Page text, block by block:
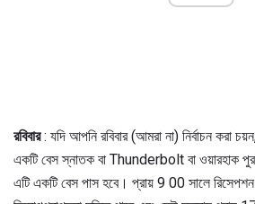
রবিবার: যদি আপনি রবিবার (আমরা না) নির্বাচন করা
একটি বেস স্নাতক বা Thunderbolt বা ওয়ারহাক
এটি একটি বেস পাস হবে। প্রায় 9 00 সালে রিসেপশন